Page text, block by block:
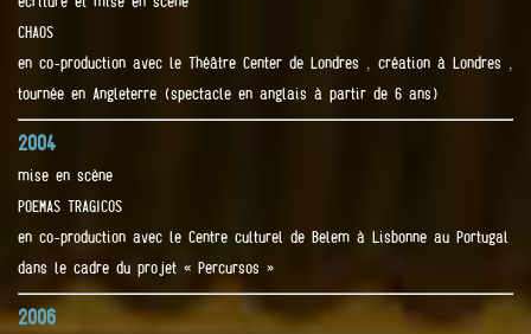
CHAOS
en co-production avec le Théâtre Center de Londres , création à Londres ,
tournée en Angleterre (spectacle en anglais à partir de 6 ans)
2004
mise en scène
POEMAS TRAGICOS
en co-production avec le Centre culturel de Belem à Lisbonne au Portugal
dans le cadre du projet « Percursos »
2006